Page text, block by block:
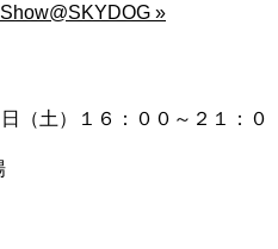
»
（土）１６：００～２１：０